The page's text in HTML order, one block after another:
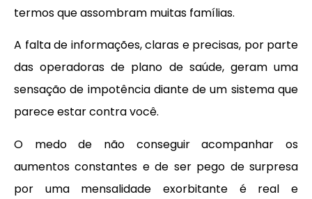
termos que assombram muitas famílias.
A falta de informações, claras e precisas, por parte
das operadoras de plano de saúde, geram uma
sensação de impotência diante de um sistema que
parece estar contra você.
O medo de não conseguir acompanhar os
aumentos constantes e de ser pego de surpresa
por uma mensalidade exorbitante é real e